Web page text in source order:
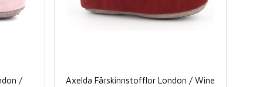
/
Axelda Fårskinnstofflor London / Wine